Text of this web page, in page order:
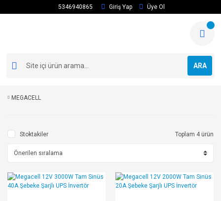
5346940865 Giriş Yap Üye Ol
ARA
MEGACELL
Stoktakiler Toplam 4 ürün